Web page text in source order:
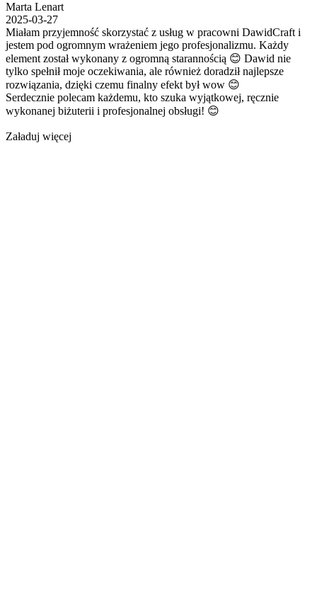
Marta Lenart
2025-03-27
Miałam przyjemność skorzystać z usług w pracowni DawidCraft i
jestem pod ogromnym wrażeniem jego profesjonalizmu. Każdy
element został wykonany z ogromną starannością 😊 Dawid nie
tylko spełnił moje oczekiwania, ale również doradził najlepsze
rozwiązania, dzięki czemu finalny efekt był wow 😊
Serdecznie polecam każdemu, kto szuka wyjątkowej, ręcznie
wykonanej biżuterii i profesjonalnej obsługi! 😊
Załaduj więcej